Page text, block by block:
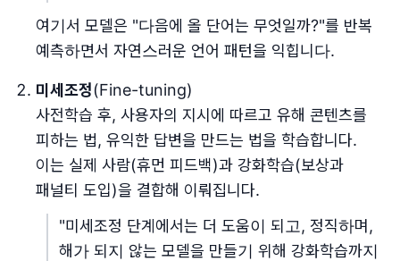
여기서 모델은 "다음에 올 단어는 무엇일까?"를 반복
예측하면서 자연스러운 언어 패턴을 익힙니다.
미세조정(Fine-tuning)
사전학습 후, 사용자의 지시에 따르고 유해 콘텐츠를
피하는 법, 유익한 답변을 만드는 법을 학습합니다.
이는 실제 사람(휴먼 피드백)과 강화학습(보상과
패널티 도입)을 결합해 이뤄집니다.
"미세조정 단계에서는 더 도움이 되고, 정직하며,
해가 되지 않는 모델을 만들기 위해 강화학습까지